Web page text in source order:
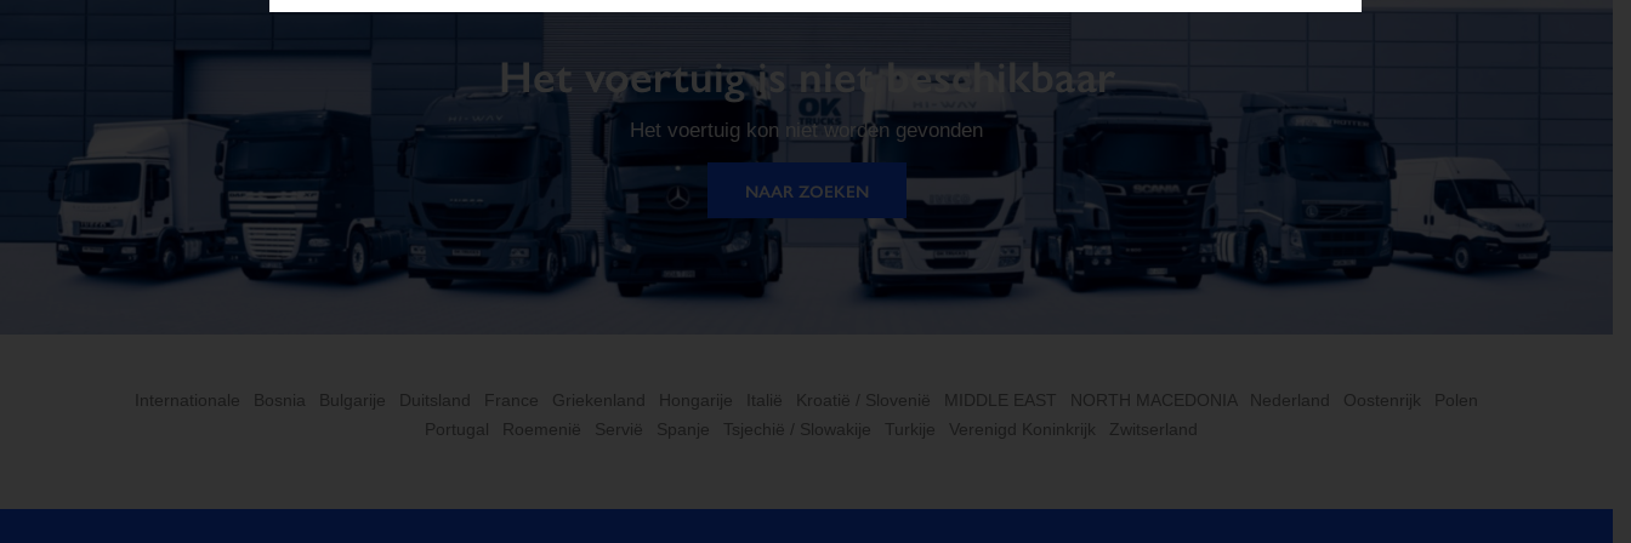
Het voertuig is niet beschikbaar
Het voertuig kon niet worden gevonden
NAAR ZOEKEN
Internationale Bosnia Bulgarije Duitsland France Griekenland Hongarije Italië Kroatië / Slovenië MIDDLE EAST NORTH MACEDONIA Nederland Oostenrijk
Polen
Portugal
Roemenië Servië Spanje Tsjechië / Slowakije Turkije Verenigd Koninkrijk Zwitserland